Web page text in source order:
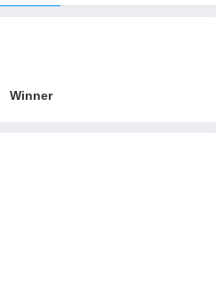
Winner